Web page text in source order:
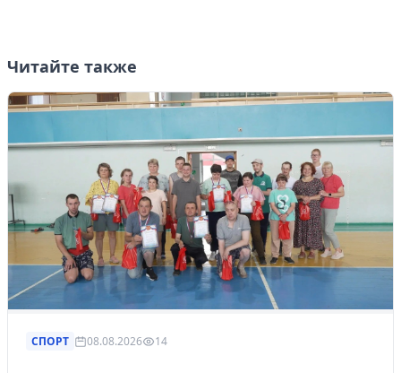
Читайте также
СПОРТ 08.08.2026 14